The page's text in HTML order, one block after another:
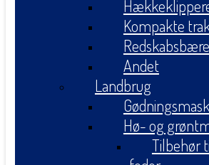
Kompakte
Andet
Landbrug
Hø- og
Tilbehør